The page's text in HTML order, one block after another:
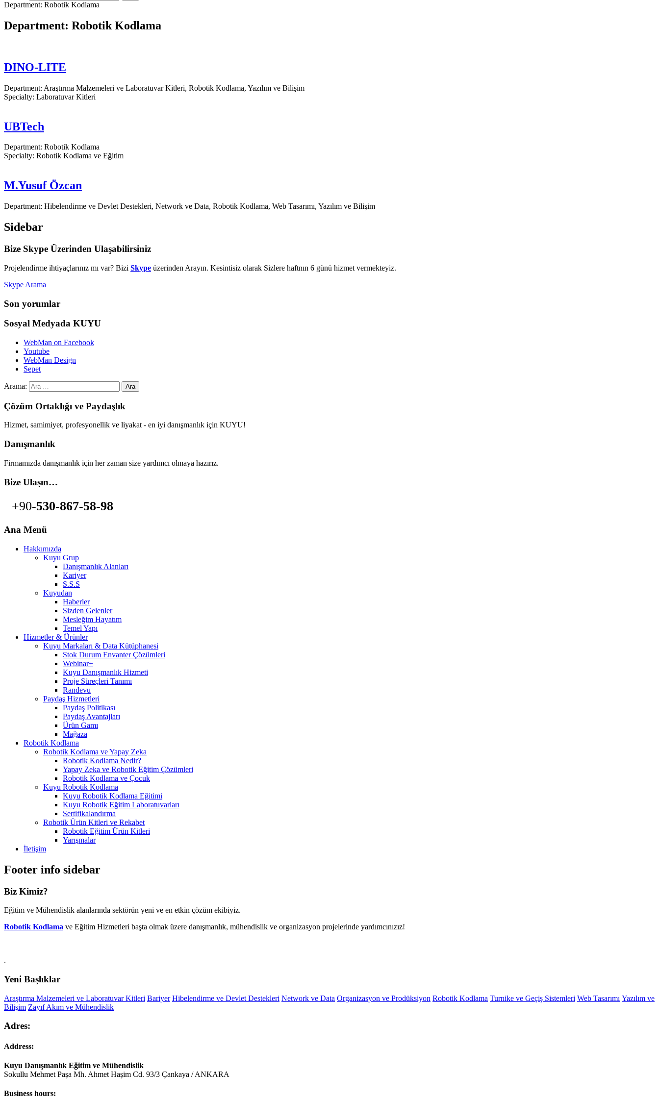
Department: Robotik Kodlama
Department: Robotik Kodlama
DINO-LITE
Department: Araştırma Malzemeleri ve Laboratuvar Kitleri, Robotik Kodlama, Yazılım ve Bilişim
Specialty: Laboratuvar Kitleri
UBTech
Department: Robotik Kodlama
Specialty: Robotik Kodlama ve Eğitim
M.Yusuf Özcan
Department: Hibelendirme ve Devlet Destekleri, Network ve Data, Robotik Kodlama, Web Tasarımı, Yazılım ve Bilişim
Sidebar
Bize Skype Üzerinden Ulaşabilirsiniz
Projelendirme ihtiyaçlarınız mı var? Bizi Skype üzerinden Arayın. Kesintisiz olarak Sizlere haftnın 6 günü hizmet vermekteyiz.
Skype Arama
Son yorumlar
Sosyal Medyada KUYU
WebMan on Facebook
Youtube
WebMan Design
Sepet
Arama:
Çözüm Ortaklığı ve Paydaşlık
Hizmet, samimiyet, profesyonellik ve liyakat - en iyi danışmanlık için KUYU!
Danışmanlık
Firmamızda danışmanlık için her zaman size yardımcı olmaya hazırız.
Bize Ulaşın…
+90-530-867-58-98
Ana Menü
Hakkımızda
Kuyu Grup
Danışmanlık Alanları
Kariyer
S.S.S
Kuyudan
Haberler
Sizden Gelenler
Mesleğim Hayatım
Temel Yapı
Hizmetler & Ürünler
Kuyu Markaları & Data Kütüphanesi
Stok Durum Envanter Çözümleri
Webinar+
Kuyu Danışmanlık Hizmeti
Proje Süreçleri Tanımı
Randevu
Paydaş Hizmetleri
Paydaş Politikası
Paydaş Avantajları
Ürün Gamı
Mağaza
Robotik Kodlama
Robotik Kodlama ve Yapay Zeka
Robotik Kodlama Nedir?
Yapay Zeka ve Robotik Eğitim Çözümleri
Robotik Kodlama ve Çocuk
Kuyu Robotik Kodlama
Kuyu Robotik Kodlama Eğitimi
Kuyu Robotik Eğitim Laboratuvarları
Sertifikalandırma
Robotik Ürün Kitleri ve Rekabet
Robotik Eğitim Ürün Kitleri
Yarışmalar
İletişim
Footer info sidebar
Biz Kimiz?
Eğitim ve Mühendislik alanlarında sektörün yeni ve en etkin çözüm ekibiyiz.
Robotik Kodlama ve Eğitim Hizmetleri başta olmak üzere danışmanlık, mühendislik ve organizasyon projelerinde yardımcınızız!
.
Yeni Başlıklar
Araştırma Malzemeleri ve Laboratuvar Kitleri Bariyer Hibelendirme ve Devlet Destekleri Network ve Data Organizasyon ve Prodüksiyon Robotik Kodlama Turnike ve Geçiş Sistemleri Web Tasarımı Yazılım ve
Bilişim Zayıf Akım ve Mühendislik
Adres:
Address:
Kuyu Danışmanlık Eğitim ve Mühendislik
Sokullu Mehmet Paşa Mh. Ahmet Haşim Cd. 93/3 Çankaya / ANKARA
Business hours: